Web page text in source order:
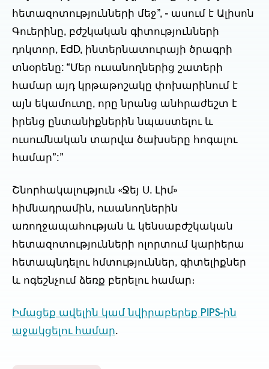
հետազոտությունների մեջ”, - ասում է Ալիսոն
Գուերինը, բժշկական գիտությունների
դոկտոր, EdD, ինտերնատուրայի ծրագրի
տնօրենը: “Մեր ուսանողներից շատերի
համար այդ կրթաթոշակը փոխարինում է
այն եկամուտը, որը նրանց անհրաժեշտ է
իրենց ընտանիքներին նպաստելու և
ուսումնական տարվա ծախսերը հոգալու
համար”:”
Շնորհակալություն «Ջեյ Ս. Լիմ»
հիմնադրամին, ուսանողներին
առողջապահության և կենսաբժշկական
հետազոտությունների ոլորտում կարիերա
հետապնդելու հմտություններ, գիտելիքներ
և ոգեշնչում ձեռք բերելու համար։
Իմացեք ավելին կամ նվիրաբերեք PIPS-ին
աջակցելու համար.